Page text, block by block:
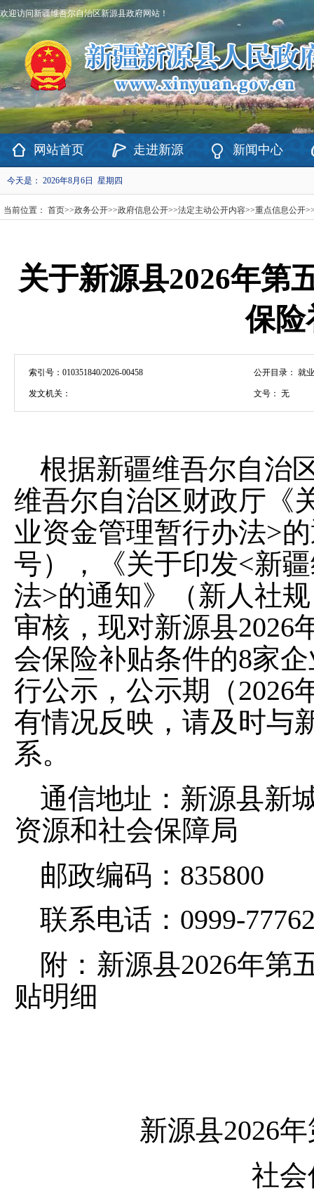
欢迎访问新疆维吾尔自治区新源县政府网站！
网站首页 走进新源 新闻中心
今天是： 2026年8月6日 星期四
当前位置： 首页>>政务公开>>政府信息公开>>法定主动公开内容>>重点信息公开
关于新源县2026年第
保险
索引号： 010351840/2026-00458 公开目录： 就
发文机关： 文号： 无
根据新疆维吾尔自治
维吾尔自治区财政厅《
业资金管理暂行办法>
号）
，《关于印发<新
法>的通知》（新人社
审核，现对新源县2026
会保险补贴条件的8家
行公示，公示期（2026
有情况反映，请及时与
系。
通信地址：新源县新
资源和社会保障局
邮政编码： 835800
联系电话： 0999-
附： 新源县2026年第
贴明细
新源县2026年
社